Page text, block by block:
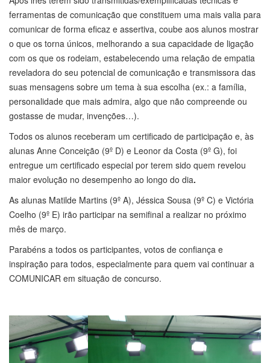
ferramentas de comunicação que constituem uma mais valia para
comunicar de forma eficaz e assertiva, coube aos alunos mostrar
o que os torna únicos, melhorando a sua capacidade de ligação
com os que os rodeiam, estabelecendo uma relação de empatia
reveladora do seu potencial de comunicação e transmissora das
suas mensagens sobre um tema à sua escolha (ex.: a família,
personalidade que mais admira, algo que não compreende ou
gostasse de mudar, invenções…).
Todos os alunos receberam um certificado de participação e, às
alunas Anne Conceição (9º D) e Leonor da Costa (9º G), foi
entregue um certificado especial por terem sido quem revelou
maior evolução no desempenho ao longo do dia.
As alunas Matilde Martins (9º A), Jéssica Sousa (9º C) e Victória
Coelho (9º E) irão participar na semifinal a realizar no próximo
mês de março.
Parabéns a todos os participantes, votos de confiança e
inspiração para todos, especialmente para quem vai continuar a
COMUNICAR em situação de concurso.